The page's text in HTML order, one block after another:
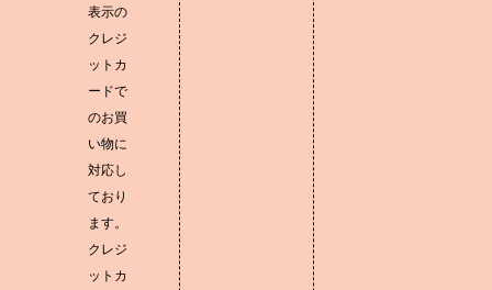
表示の
クレジ
ットカ
ードで
のお買
い物に
対応し
ており
ます。
クレジ
ットカ